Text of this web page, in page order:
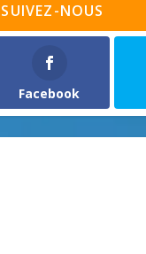
SUIVEZ-NOUS
Facebook